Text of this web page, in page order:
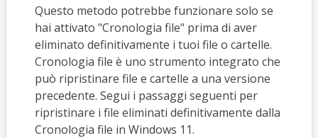
Questo metodo potrebbe funzionare solo se
hai attivato "Cronologia file" prima di aver
eliminato definitivamente i tuoi file o cartelle.
Cronologia file è uno strumento integrato che
può ripristinare file e cartelle a una versione
precedente. Segui i passaggi seguenti per
ripristinare i file eliminati definitivamente dalla
Cronologia file in Windows 11.